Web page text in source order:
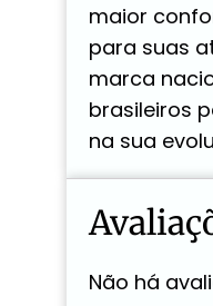
maior
para suas
marca
brasileiros
na sua
Não há